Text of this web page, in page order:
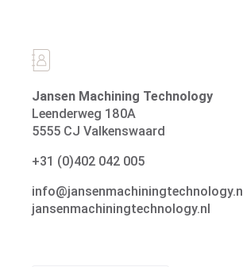
Jansen Machining Technology
Leenderweg 180A
5555 CJ Valkenswaard
+31 (0)402 042 005
info@jansenmachiningtechnology.nl
jansenmachiningtechnology.nl